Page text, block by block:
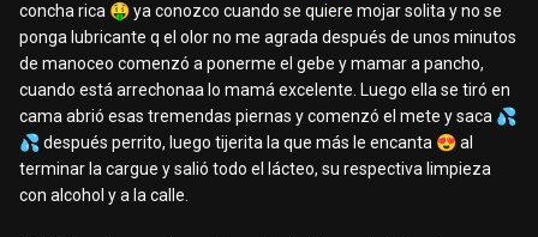
concha rica 🤑ya conozco cuando se quiere mojar solita y no se
ponga lubricante q el olor no me agrada después de unos minutos
de manoceo comenzó a ponerme el gebe y mamar a pancho,
cuando está arrechonaa lo mamá excelente. Luego ella se tiró en
cama abrió esas tremendas piernas y comenzó el mete y saca 💦
💦 después perrito, luego tijerita la que más le encanta 😍al
terminar la cargue y salió todo el lácteo, su respectiva limpieza
con alcohol y a la calle.